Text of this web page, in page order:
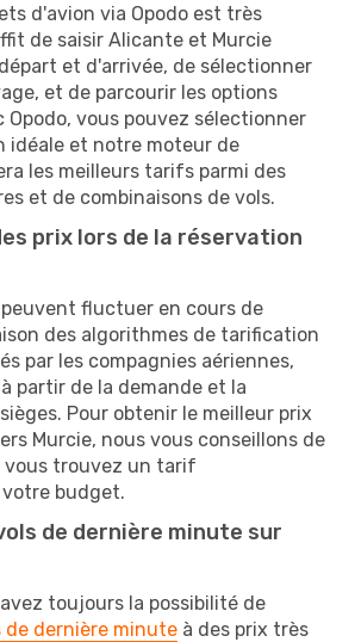
d'avion via Opodo est très
de saisir Alicante et Murcie
et d'arrivée, de sélectionner
et de parcourir les options
Opodo, vous pouvez sélectionner
idéale et notre moteur de
les meilleurs tarifs parmi des
et de combinaisons de vols.
prix lors de la réservation
peuvent fluctuer en cours de
des algorithmes de tarification
par les compagnies aériennes,
partir de la demande et la
Pour obtenir le meilleur prix
Murcie, nous vous conseillons de
vous trouvez un tarif
budget.
de dernière minute sur
toujours la possibilité de
de dernière minute à des prix très